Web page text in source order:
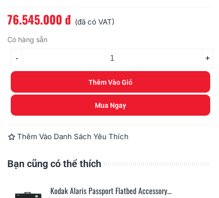
Đọc thêm
76.545.000 đ (đã có VAT)
Có hàng sẵn
- +
Thêm Vào Giỏ
Mua Ngay
Thêm Vào Danh Sách Yêu Thích
Bạn cũng có thể thích
Kodak Alaris Passport Flatbed Accessory...